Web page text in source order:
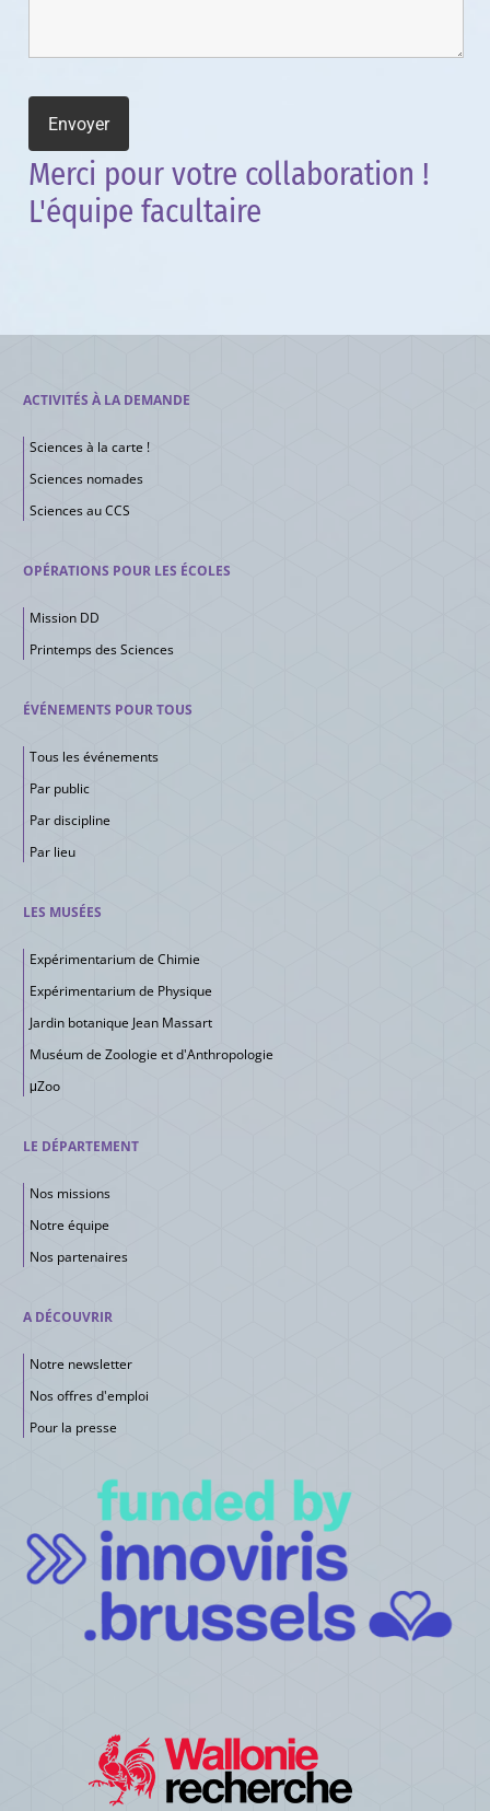
Merci pour votre collaboration !
L'équipe facultaire
ACTIVITÉS À LA DEMANDE
Sciences à la carte !
Sciences nomades
Sciences au CCS
OPÉRATIONS POUR LES ÉCOLES
Mission DD
Printemps des Sciences
ÉVÉNEMENTS POUR TOUS
Tous les événements
Par public
Par discipline
Par lieu
LES MUSÉES
Expérimentarium de Chimie
Expérimentarium de Physique
Jardin botanique Jean Massart
Muséum de Zoologie et d'Anthropologie
μZoo
LE DÉPARTEMENT
Nos missions
Notre équipe
Nos partenaires
A DÉCOUVRIR
Notre newsletter
Nos offres d'emploi
Pour la presse